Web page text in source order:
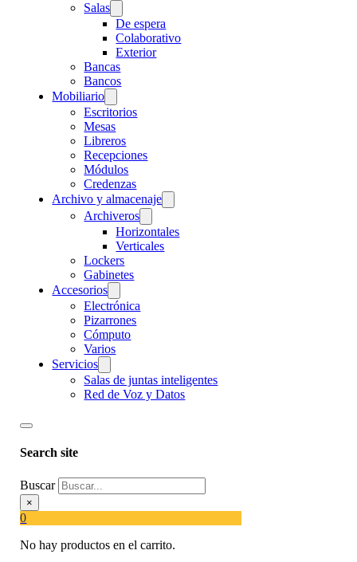
Salas
De espera
Colaborativo
Exterior
Bancas
Bancos
Mobiliario
Escritorios
Mesas
Libreros
Recepciones
Módulos
Credenzas
Archivo y almacenaje
Archiveros
Horizontales
Verticales
Lockers
Gabinetes
Accesorios
Electrónica
Pizarrones
Cómputo
Varios
Servicios
Salas de juntas inteligentes
Red de Voz y Datos
Search site
Buscar
×
0
No hay productos en el carrito.